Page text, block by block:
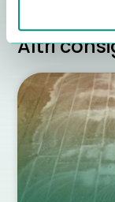
Altri